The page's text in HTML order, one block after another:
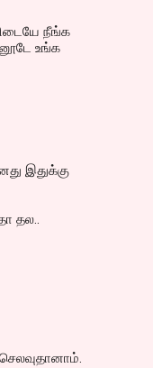
நீங்க
உங்க
இதுக்கு
தல..